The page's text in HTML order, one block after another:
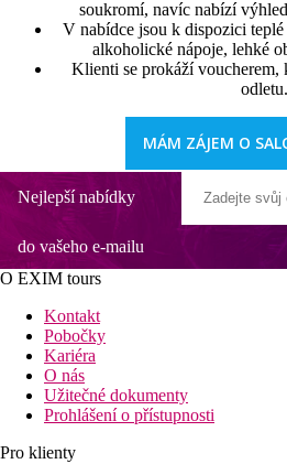
soukromí, navíc nabízí
V nabídce jsou k dispozici
alkoholické nápoje, lehké
Klienti se prokáží voucherem,
odletu.
MÁM ZÁJEM O
Nejlepší nabídky
do vašeho e-mailu
O EXIM tours
Kontakt
Pobočky
Kariéra
O nás
Užitečné dokumenty
Prohlášení o přístupnosti
Pro klienty